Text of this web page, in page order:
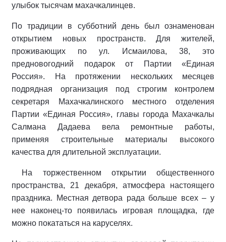
улыбок тысячам махачкалинцев.
По традиции в субботний день был ознаменован
открытием новых пространств. Для жителей,
проживающих по ул. Исмаилова, 38, это
предновогодний подарок от Партии «Единая
Россия». На протяжении нескольких месяцев
подрядная организация под строгим контролем
секретаря Махачкалинского местного отделения
Партии «Единая Россия», главы города Махачкалы
Салмана Дадаева вела ремонтные работы,
применяя строительные материалы высокого
качества для длительной эксплуатации.
На торжественном открытии общественного
пространства, 21 декабря, атмосфера настоящего
праздника. Местная детвора рада больше всех – у
нее наконец-то появилась игровая площадка, где
можно покататься на каруселях.